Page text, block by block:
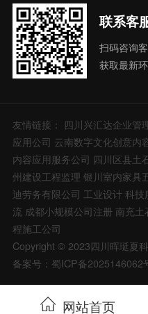
联系客
扫码咨询客
获取最新
友情链接： 四川兴汇达企业管
应用公司 云南数字文化创意内
内容应用服务公司 四川区县土
州建设工程监理 银川室内家具
迪劳务有限公司 工业设计 科技
流 成都小规模公司注册 南充土
程施工公司
Copyright © 2023四川晖珽夏
备案号：蜀ICP备2025146062
网站首页